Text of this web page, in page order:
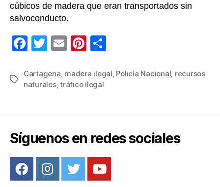
cúbicos de madera que eran transportados sin
salvoconducto.
F
c
e
o
k
T
tt
er
E
ail
Pi
er
e
m
Etiquetas
Cartagena, madera ilegal, Policía Nacional, recursos
naturales,tráfico ilegal
Síguenos en redes sociales